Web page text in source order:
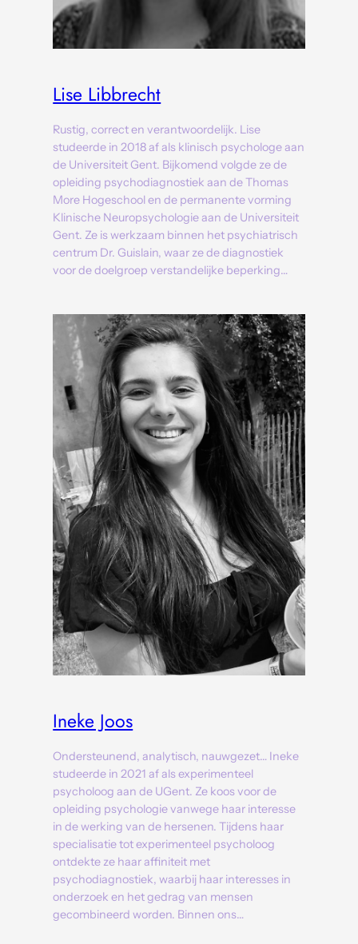
Lise Libbrecht
Rustig, correct en verantwoordelijk. Lise
studeerde in 2018 af als klinisch psychologe aan
de Universiteit Gent. Bijkomend volgde ze de
opleiding psychodiagnostiek aan de Thomas
More Hogeschool en de permanente vorming
Klinische Neuropsychologie aan de Universiteit
Gent. Ze is werkzaam binnen het psychiatrisch
centrum Dr. Guislain, waar ze de diagnostiek
voor de doelgroep verstandelijke beperking…
Ineke Joos
Ondersteunend, analytisch, nauwgezet… Ineke
studeerde in 2021 af als experimenteel
psycholoog aan de UGent. Ze koos voor de
opleiding psychologie vanwege haar interesse
in de werking van de hersenen. Tijdens haar
specialisatie tot experimenteel psycholoog
ontdekte ze haar affiniteit met
psychodiagnostiek, waarbij haar interesses in
onderzoek en het gedrag van mensen
gecombineerd worden. Binnen ons…